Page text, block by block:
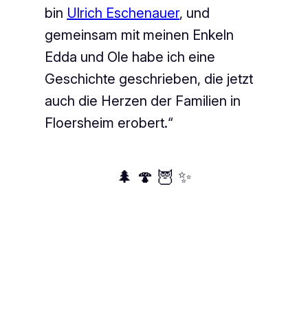
bin Ulrich Eschenauer, und
gemeinsam mit meinen Enkeln
Edda und Ole habe ich eine
Geschichte geschrieben, die jetzt
auch die Herzen der Familien in
Floersheim erobert.“
🌲 🍄 🦉 ✨